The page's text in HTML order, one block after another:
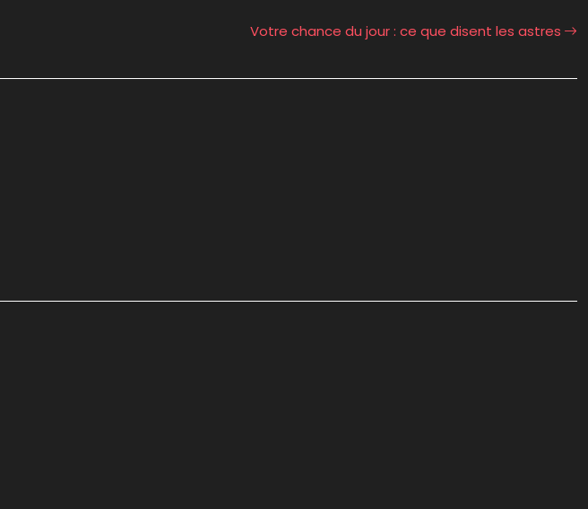
Votre chance du jour : ce que disent les astres